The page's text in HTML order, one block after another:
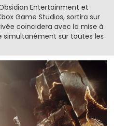
Entertainment et
Game Studios, sortira sur
coïncidera avec la mise à
simultanément sur toutes les